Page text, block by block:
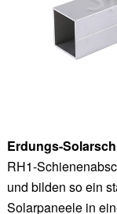
Erdungs-
RH1-
und bilden so ein
Solarpaneele in